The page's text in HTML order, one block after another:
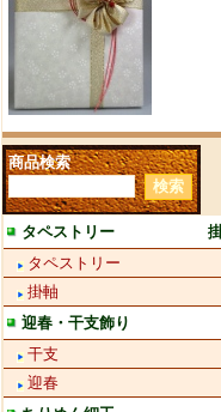
商品検索
タペストリー 掛
タペストリー
掛軸
迎春・干支飾り
干支
迎春